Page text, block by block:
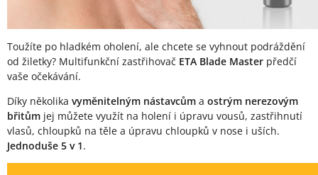
Toužíte po hladkém oholení, ale chcete se vyhnout podráždění
od žiletky? Multifunkční zastřihovač ETA Blade Master předčí
vaše očekávání.
Díky několika vyměnitelným nástavcům a ostrým nerezovým
břitům jej můžete využít na holení i úpravu vousů, zastřihnutí
vlasů, chloupků na těle a úpravu chloupků v nose i uších.
Jednoduše 5 v 1.